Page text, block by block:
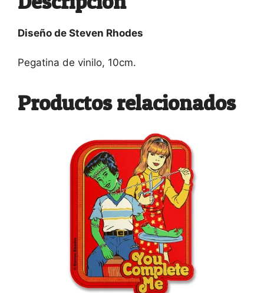
Diseño de Steven Rhodes
Pegatina de vinilo, 10cm.
Productos relacionados